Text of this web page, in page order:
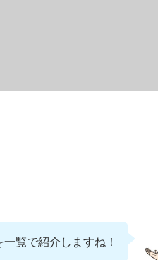
覧で紹介しますね！